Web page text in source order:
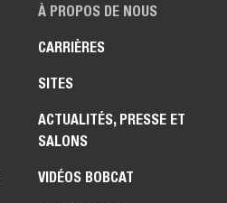
À PROPOS DE NOUS
CARRIÈRES
SITES
ACTUALITÉS, PRESSE ET
SALONS
VIDÉOS BOBCAT